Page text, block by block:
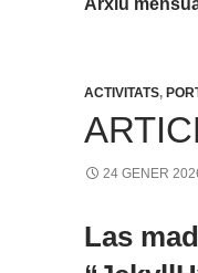
Arxiu
ACTIVITATS,
24 GENER
Las